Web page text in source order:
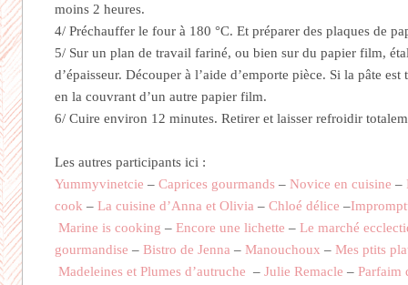
moins 2 heures.
4/ Préchauffer le four à 180 °C. Et préparer des plaques de
5/ Sur un plan de travail fariné, ou bien sur du papier film,
d’épaisseur. Découper à l’aide d’emporte pièce. Si la pâte
en la couvrant d’un autre papier film.
6/ Cuire environ 12 minutes. Retirer et laisser refroidir
Les autres participants ici :
Yummyvinetcie –Caprices gourmands –Novice en cuisine –
cook –La cuisine d’Anna et Olivia –Chloé délice –
Marine is cooking –Encore une lichette –Le marché
gourmandise –Bistro de Jenna –Manouchoux – Mes ptits
Madeleines et Plumes d’autruche –Julie Remacle –Parfaim